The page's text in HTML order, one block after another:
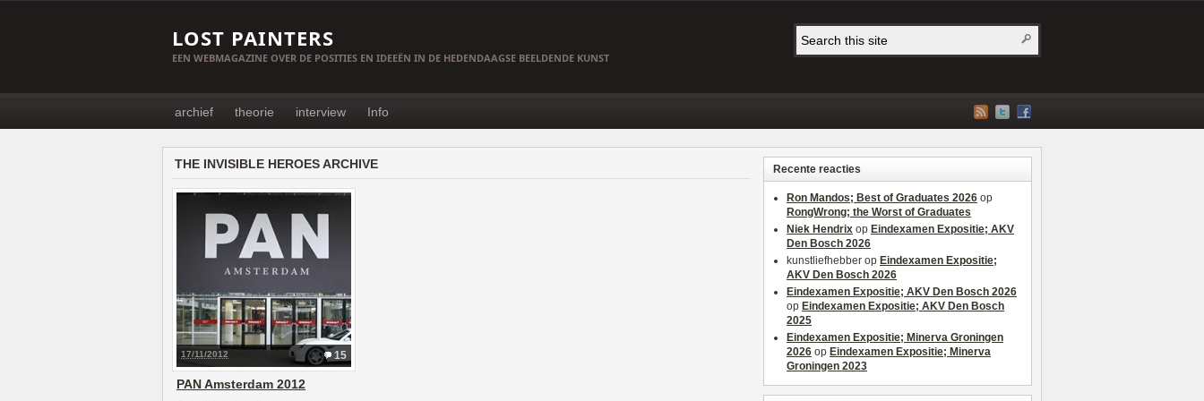
LOST PAINTERS
EEN WEBMAGAZINE OVER DE POSITIES EN IDEEËN IN DE HEDENDAAGSE BEELDENDE KUNST
archief theorie interview Info
THE INVISIBLE HEROES ARCHIVE
15
17/11/2012
PAN Amsterdam 2012
Recente reacties
Ron Mandos; Best of Graduates 2026 op
RongWrong; the Worst of Graduates
Niek Hendrix op Eindexamen Expositie; AKV
Den Bosch 2026
kunstliefhebber op Eindexamen Expositie;
AKV Den Bosch 2026
Eindexamen Expositie; AKV Den Bosch 2026
op Eindexamen Expositie; AKV Den Bosch
2025
Eindexamen Expositie; Minerva Groningen
2026 op Eindexamen Expositie; Minerva
Groningen 2023